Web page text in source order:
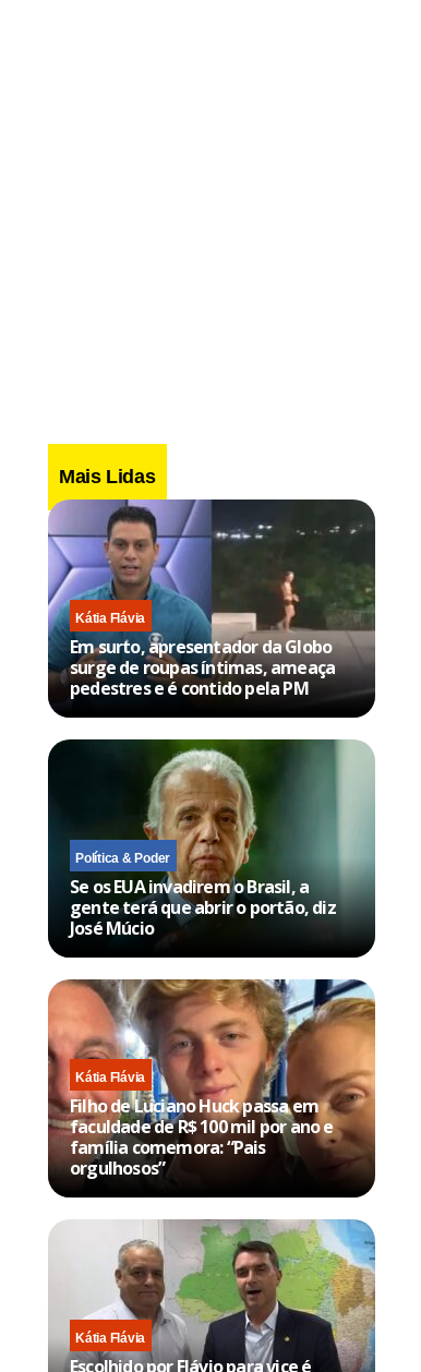
Mais Lidas
Kátia Flávia
Em surto, apresentador da Globo
surge de roupas íntimas, ameaça
pedestres e é contido pela PM
Política & Poder
Se os EUA invadirem o Brasil, a
gente terá que abrir o portão, diz
José Múcio
Kátia Flávia
Filho de Luciano Huck passa em
faculdade de R$ 100 mil por ano e
família comemora: “Pais
orgulhosos”
Kátia Flávia
Escolhido por Flávio para vice é